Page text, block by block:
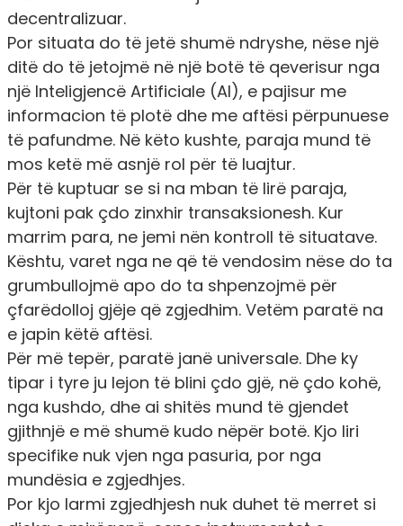
decentralizuar.
Por situata do të jetë shumë ndryshe, nëse një
ditë do të jetojmë në një botë të qeverisur nga
një Inteligjencë Artificiale (AI), e pajisur me
informacion të plotë dhe me aftësi përpunuese
të pafundme. Në këto kushte, paraja mund të
mos ketë më asnjë rol për të luajtur.
Për të kuptuar se si na mban të lirë paraja,
kujtoni pak çdo zinxhir transaksionesh. Kur
marrim para, ne jemi nën kontroll të situatave.
Kështu, varet nga ne që të vendosim nëse do ta
grumbullojmë apo do ta shpenzojmë për
çfarëdolloj gjëje që zgjedhim. Vetëm paratë na
e japin këtë aftësi.
Për më tepër, paratë janë universale. Dhe ky
tipar i tyre ju lejon të blini çdo gjë, në çdo kohë,
nga kushdo, dhe ai shitës mund të gjendet
gjithnjë e më shumë kudo nëpër botë. Kjo liri
specifike nuk vjen nga pasuria, por nga
mundësia e zgjedhjes.
Por kjo larmi zgjedhjesh nuk duhet të merret si